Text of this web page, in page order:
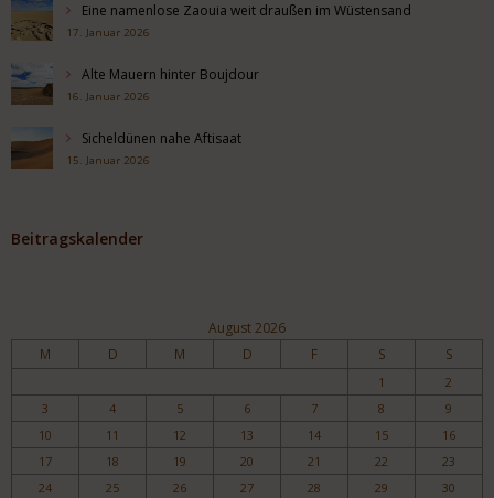
Eine namenlose Zaouia weit draußen im Wüstensand
17. Januar 2026
Alte Mauern hinter Boujdour
16. Januar 2026
Sicheldünen nahe Aftisaat
15. Januar 2026
Beitragskalender
August 2026
M D M D F S S
1
2
3
4 5 6 7 8
9
10
11 12 13 14 15
16
17
18 19 20 21 22
23
24
25 26 27 28 29
30